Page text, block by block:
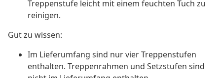
Treppenstufe leicht mit einem feuchten Tuch zu
reinigen.
Gut zu wissen:
Im Lieferumfang sind nur vier Treppenstufen
enthalten. Treppenrahmen und Setzstufen sind